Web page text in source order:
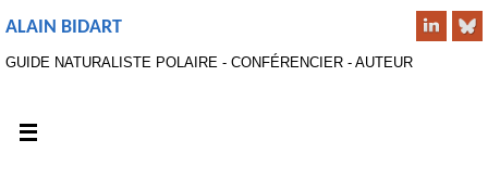
ALAIN BIDART
GUIDE NATURALISTE POLAIRE - CONFÉRENCIER - AUTEUR